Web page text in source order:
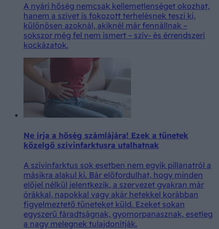
A nyári hőség nemcsak kellemetlenséget okozhat,
hanem a szívet is fokozott terhelésnek teszi ki,
különösen azoknál, akiknél már fennállnak –
sokszor még fel nem ismert – szív- és érrendszeri
kockázatok.
Ne írja a hőség számlájára! Ezek a tünetek
közelgő szívinfarktusra utalhatnak
A szívinfarktus sok esetben nem egyik pillanatról a
másikra alakul ki. Bár előfordulhat, hogy minden
előjel nélkül jelentkezik, a szervezet gyakran már
órákkal, napokkal vagy akár hetekkel korábban
figyelmeztető tüneteket küld. Ezeket sokan
egyszerű fáradtságnak, gyomorpanasznak, esetleg
a nagy melegnek tulajdonítják.